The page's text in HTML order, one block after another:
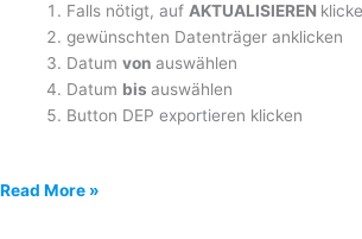
Falls nötigt, auf AKTUALISIEREN
gewünschten Datenträger anklicken
Datum von auswählen
Datum bis auswählen
Button DEP exportieren klicken
Betriebsprüfung
Read More »